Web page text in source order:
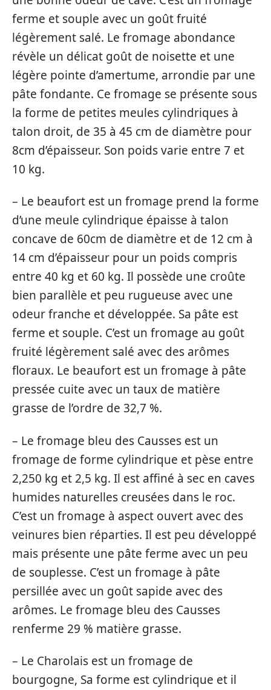
ferme et souple avec un goût fruité
légèrement salé. Le fromage abondance
révèle un délicat goût de noisette et une
légère pointe d’amertume, arrondie par une
pâte fondante. Ce fromage se présente sous
la forme de petites meules cylindriques à
talon droit, de 35 à 45 cm de diamètre pour
8cm d’épaisseur. Son poids varie entre 7 et
10 kg.
– Le beaufort est un fromage prend la forme
d’une meule cylindrique épaisse à talon
concave de 60cm de diamètre et de 12 cm à
14 cm d’épaisseur pour un poids compris
entre 40 kg et 60 kg. Il possède une croûte
bien parallèle et peu rugueuse avec une
odeur franche et développée. Sa pâte est
ferme et souple. C’est un fromage au goût
fruité légèrement salé avec des arômes
floraux. Le beaufort est un fromage à pâte
pressée cuite avec un taux de matière
grasse de l’ordre de 32,7 %.
– Le fromage bleu des Causses est un
fromage de forme cylindrique et pèse entre
2,250 kg et 2,5 kg. Il est affiné à sec en caves
humides naturelles creusées dans le roc.
C’est un fromage à aspect ouvert avec des
veinures bien réparties. Il est peu développé
mais présente une pâte ferme avec un peu
de souplesse. C’est un fromage à pâte
persillée avec un goût sapide avec des
arômes. Le fromage bleu des Causses
renferme 29 % matière grasse.
– Le Charolais est un fromage de
bourgogne, Sa forme est cylindrique et il